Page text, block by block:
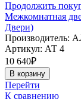
Продолжить
Межкомнатная
Двери)
Артикул: АТ 4
10 640₽
В корзину
Перейти
К сравнению